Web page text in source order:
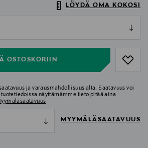
LÖYDÄ OMA KOKOSI
OSTOSKORIIN
ja varausmahdollisuus alta. Saatavuus voi
näyttämämme tieto pitää aina
MYYMÄLÄSAATAVUUS